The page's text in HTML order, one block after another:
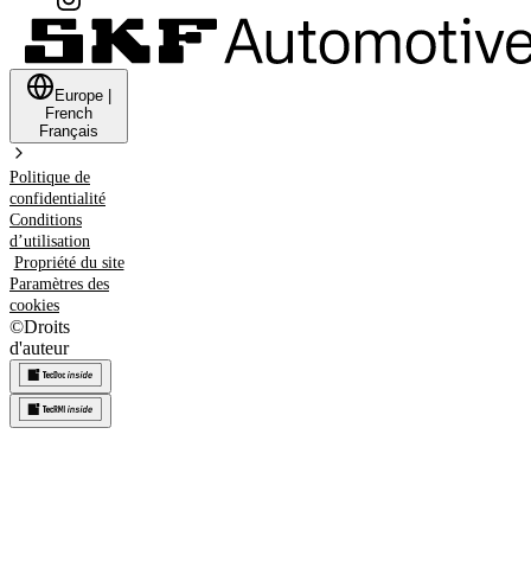
Europe
French
Français
Politique de
confidentialité
Conditions
d’utilisation
Propriété du site
Paramètres des
cookies
©Droits
d'auteur